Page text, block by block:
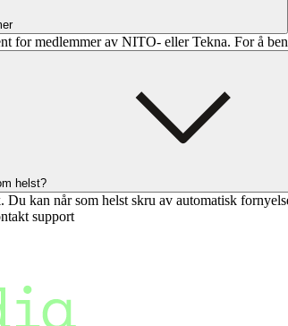
for medlemmer av NITO- eller Tekna. For å
helst?
Du kan når som helst skru av automatisk
support